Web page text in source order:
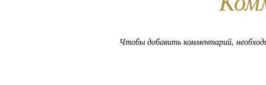
Чтобы добавить комментарий,